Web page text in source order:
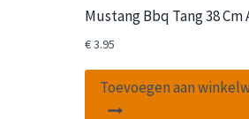
Mustang Bbq Tang 38
€3.95
Toevoegen aan